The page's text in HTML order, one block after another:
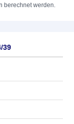
berechnet werden.
39